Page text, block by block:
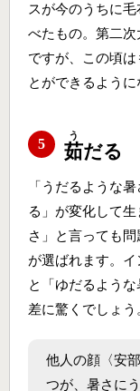
スが今のうちに
べたもの。第二
ですが、この頃
とができるように
5 茹
う
だる
「うだるような
る」が変化して
さ」と言っても問
が選ばれます。イ
と「ゆだるよう
差に驚くでしょう
他人の顔〈安
つが、暑さに